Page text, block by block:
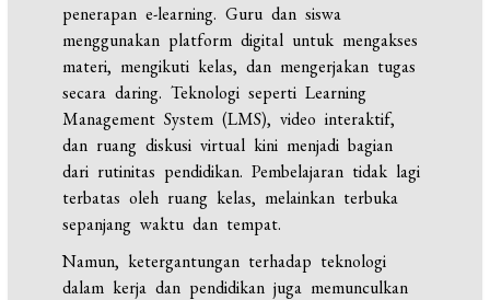
penerapan e-learning. Guru dan siswa
menggunakan platform digital untuk mengakses
materi, mengikuti kelas, dan mengerjakan tugas
secara daring. Teknologi seperti Learning
Management System (LMS), video interaktif,
dan ruang diskusi virtual kini menjadi bagian
dari rutinitas pendidikan. Pembelajaran tidak lagi
terbatas oleh ruang kelas, melainkan terbuka
sepanjang waktu dan tempat.
Namun, ketergantungan terhadap teknologi
dalam kerja dan pendidikan juga memunculkan